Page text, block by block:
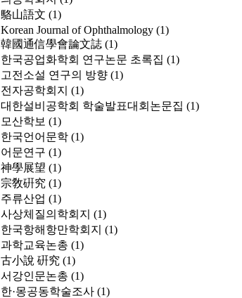
駱山語文 (1)
Korean Journal of Ophthalmology (1)
韓國通信學會論文誌 (1)
한국공업화학회 연구논문 초록집 (1)
고전소설 연구의 방향 (1)
전자공학회지 (1)
대한설비공학회 학술발표대회논문집 (1)
모산학보 (1)
한국언어문학 (1)
어문연구 (1)
神學展望 (1)
宗敎硏究 (1)
주류산업 (1)
사상체질의학회지 (1)
한국항해항만학회지 (1)
과학교육논총 (1)
古小說 硏究 (1)
서강인문논총 (1)
한·몽공동학술조사 (1)